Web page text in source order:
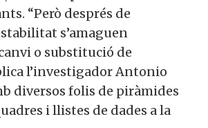
“Però després de
s’amaguen
o substitució de
l’investigador Antonio
diversos folis de piràmides
i llistes de dades a la